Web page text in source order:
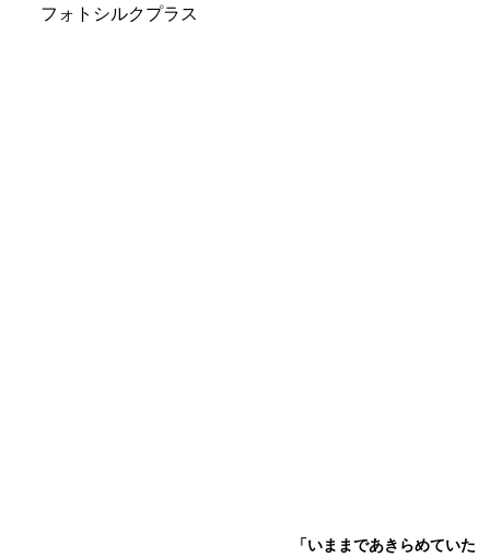
フォトシルクプラス
「いままであきらめていた